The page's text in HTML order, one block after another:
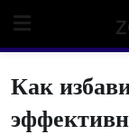
content
Как